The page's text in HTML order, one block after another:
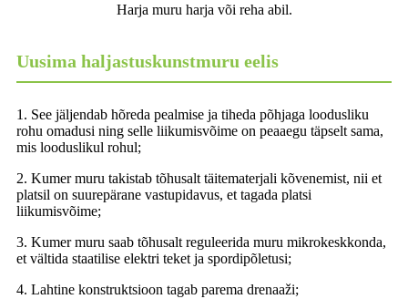
Harja muru harja või reha abil.
Uusima haljastuskunstmuru eelis
1. See jäljendab hõreda pealmise ja tiheda põhjaga loodusliku
rohu omadusi ning selle liikumisvõime on peaaegu täpselt sama,
mis looduslikul rohul;
2. Kumer muru takistab tõhusalt täitematerjali kõvenemist, nii et
platsil on suurepärane vastupidavus, et tagada platsi
liikumisvõime;
3. Kumer muru saab tõhusalt reguleerida muru mikrokeskkonda,
et vältida staatilise elektri teket ja spordipõletusi;
4. Lahtine konstruktsioon tagab parema drenaaži;